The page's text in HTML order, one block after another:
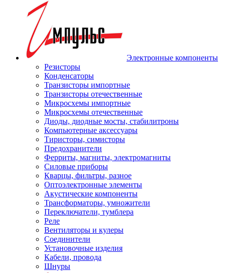
Электронные компоненты
Резисторы
Конденсаторы
Транзисторы импортные
Транзисторы отечественные
Микросхемы импортные
Микросхемы отечественные
Диоды, диодные мосты, стабилитроны
Компьютерные аксессуары
Тиристоры, симисторы
Предохранители
Ферриты, магниты, электромагниты
Силовые приборы
Кварцы, фильтры, разное
Оптоэлектронные элементы
Акустические компоненты
Трансформаторы, умножители
Переключатели, тумблера
Реле
Вентиляторы и кулеры
Соединители
Установочные изделия
Кабели, провода
Шнуры